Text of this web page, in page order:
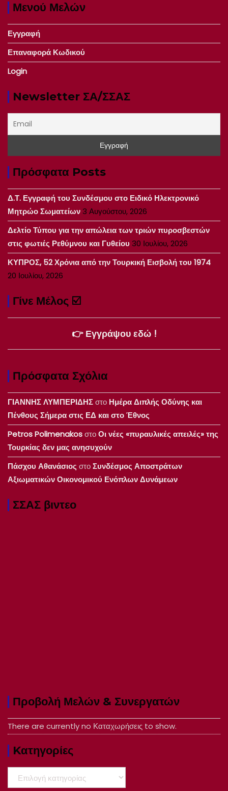
Μενού Μελών
Εγγραφή
Επαναφορά Κωδικού
Login
Newsletter ΣΑ/ΣΣΑΣ
Πρόσφατα Posts
Δ.Τ. Εγγραφή του Συνδέσμου στο Ειδικό Ηλεκτρονικό
Μητρώο Σωματείων3 Αυγούστου, 2026
Δελτίο Τύπου για την απώλεια των τριών πυροσβεστών
στις φωτιές Ρεθύμνου και Γυθείου 30 Ιουλίου, 2026
ΚΥΠΡΟΣ, 52 Χρόνια από την Τουρκική Εισβολή του 1974
20 Ιουλίου, 2026
Γίνε Μέλος ☑️
👉 Εγγράψου εδώ !
Πρόσφατα Σχόλια
ΓΙΑΝΝΗΣ ΛΥΜΠΕΡΙΔΗΣστο Ημέρα Διπλής Οδύνης και
Πένθους Σήμερα στις ΕΔ και στο Έθνος
Petros PolimenakosστοΟι νέες «πυραυλικές απειλές» της
Τουρκίας δεν μας ανησυχούν
Πάσχου Αθανάσιος στοΣυνδέσμος Αποστράτων
Αξιωματικών Οικονομικού Ενόπλων Δυνάμεων
ΣΣΑΣ βιντεο
Προβολή Μελών & Συνεργατών
There are currently no Καταχωρήσεις to show.
Kατηγορίες
Kατηγορίες